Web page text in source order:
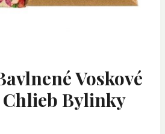
Voskové
Chlieb Bylinky